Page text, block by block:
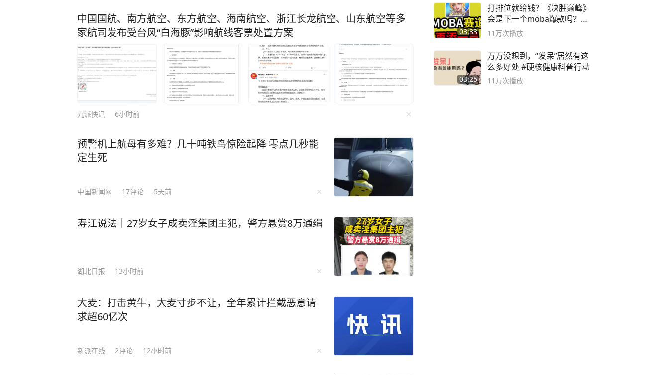
长安镇，最终汇入西部海域，被称为深圳的“母亲河”。
走在位于茅洲河干流上游的碧道上，映入记者眼帘的是水清岸绿、白鹭翩跹、鱼翔浅
底，连片的浅滩湿地孕育着勃勃生机。很难想象，眼前秀美的茅洲河曾是深圳污染最
严重的河流之一。
在深圳茅洲河展示馆，一组共和村国考断面2002年至2015年的氨氮指标数据揭示了茅
洲河当年的污染严重程度：氨氮指标最高的一年达33.70毫克/升，远远高于8毫克/升
经过数年攻坚，茅洲河水质持续向好，生态红利正加速释放。共和村国考断面氨氮指
标从2015年的23.3毫克/升降至2020年的1.15毫克/升,达到1992年以来最好水平。
在取得阶段性成果基础上，当地政府也意识到，全面实现绿水青山和“长制久清”的目
近年来，深圳努力开创物业管理进河道治水新模式，打通治水“最后一公里”。
以茅洲河干流上游段管养项目为例，其中标单位为深圳市芦苇生态环境科技有限公
司，该公司由深圳市深水水务咨询有限公司（以下简称“深水咨询”)和万科物业旗下深
深水咨询常务副总经理罗振介绍，传统河道管养模式是“管养分离”模式，管理内容主
要有水面保洁、绿化管养、设施维护等较为基础的服务内容。而“物业+专业+合资公
22项服务内容。
中国国航、南方航空、东方航空、海南航空、浙江长龙航空、山东航空等多
家航司发布受台风“白海豚”影响航线客票处置方案
九派快讯 6小时前
预警机上航母有多难？几十吨铁鸟惊险起降 零点几秒能
定生死
中国新闻网 17评论 5天前
寿江说法｜27岁女子成卖淫集团主犯，警方悬赏8万通缉
湖北日报 13小时前
大麦：打击黄牛，大麦寸步不让，全年累计拦截恶意请
求超60亿次
新派在线 2评论 12小时前
03:33
打排位就给钱？《决胜巅峰》
会是下一个moba爆款吗？#
决胜巅峰
11万次播放
03:25
万万没想到，“发呆”居然有这
么多好处 #硬核健康科普行动
11万次播放